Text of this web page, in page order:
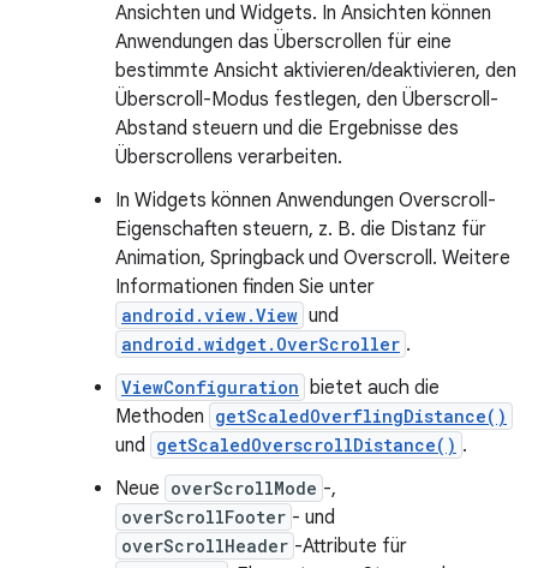
Ansichten und Widgets. In Ansichten können
Anwendungen das Überscrollen für eine
bestimmte Ansicht aktivieren/deaktivieren, den
Überscroll-Modus festlegen, den Überscroll-
Abstand steuern und die Ergebnisse des
Überscrollens verarbeiten.
In Widgets können Anwendungen Overscroll-
Eigenschaften steuern, z. B. die Distanz für
Animation, Springback und Overscroll. Weitere
Informationen finden Sie unter
android.view.View und
android.widget.OverScroller .
ViewConfiguration bietet auch die
Methoden getScaledOverflingDistance()
und getScaledOverscrollDistance() .
Neue overScrollMode -,
overScrollFooter - und
overScrollHeader -Attribute für